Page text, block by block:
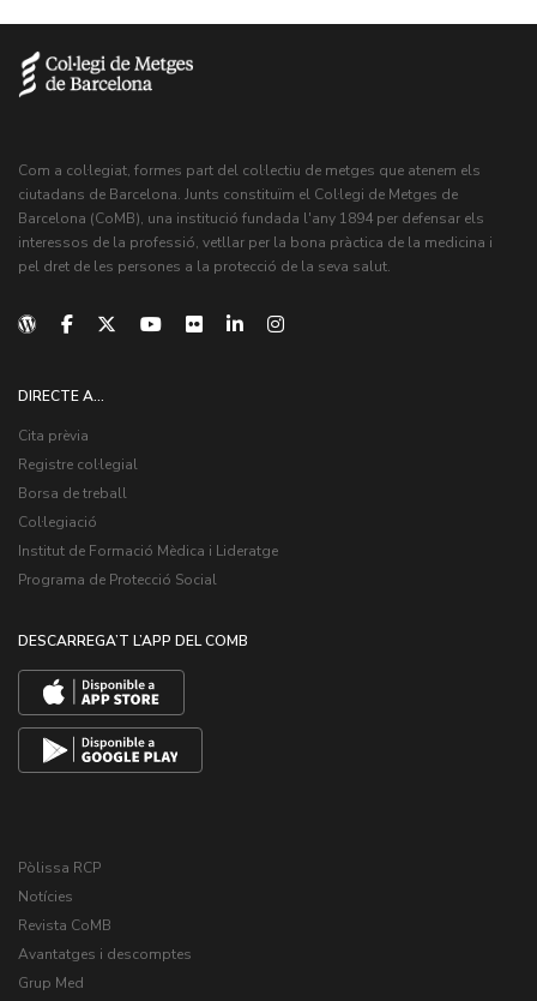
Com a col·legiat, formes part del col·lectiu de metges que atenem els
ciutadans de Barcelona. Junts constituïm el Col·legi de Metges de
Barcelona (CoMB), una institució fundada l'any 1894 per defensar els
interessos de la professió, vetllar per la bona pràctica de la medicina i
pel dret de les persones a la protecció de la seva salut.
DIRECTE A...
Cita prèvia
Registre col·legial
Borsa de treball
Col·legiació
Institut de Formació Mèdica i Lideratge
Programa de Protecció Social
DESCARREGA’T L’APP DEL COMB
Pòlissa RCP
Notícies
Revista CoMB
Avantatges i descomptes
Grup Med